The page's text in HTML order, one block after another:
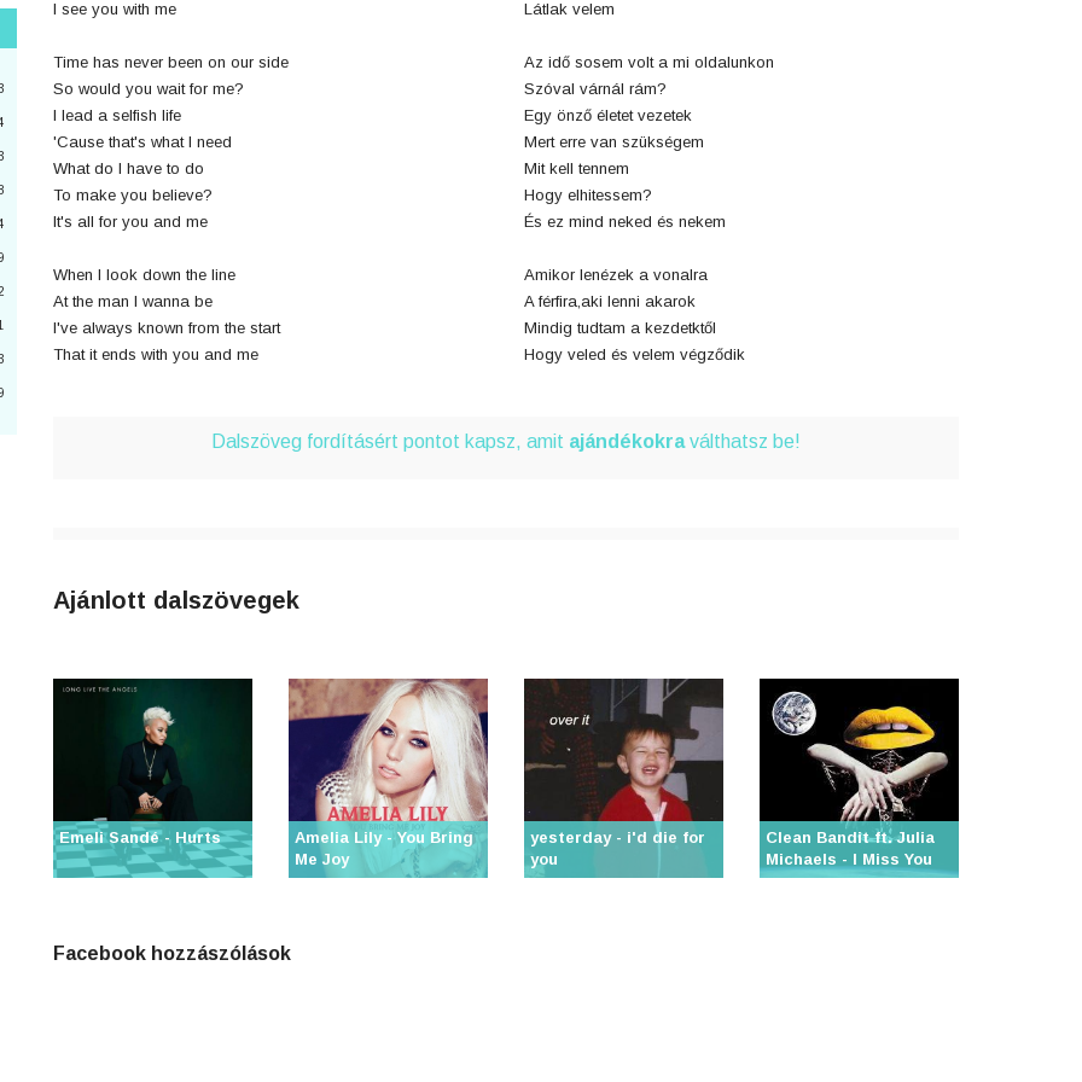
I see you with me
Time has never been on our side
So would you wait for me?
I lead a selfish life
'Cause that's what I need
What do I have to do
To make you believe?
It's all for you and me
When I look down the line
At the man I wanna be
I've always known from the start
That it ends with you and me
Látlak velem
Az idő sosem volt a mi oldalunkon
Szóval várnál rám?
Egy önző életet vezetek
Mert erre van szükségem
Mit kell tennem
Hogy elhitessem?
És ez mind neked és nekem
Amikor lenézek a vonalra
A férfira,aki lenni akarok
Mindig tudtam a kezdetktől
Hogy veled és velem végződik
Dalszöveg fordításért pontot kapsz, amit ajándékokraválthatsz be!
Ajánlott dalszövegek
Emeli Sandé - Hurts
Amelia Lily - You Bring
Me Joy
yesterday - i'd die for
you
Clean Bandit ft. Julia
Michaels - I Miss You
Facebook hozzászólások